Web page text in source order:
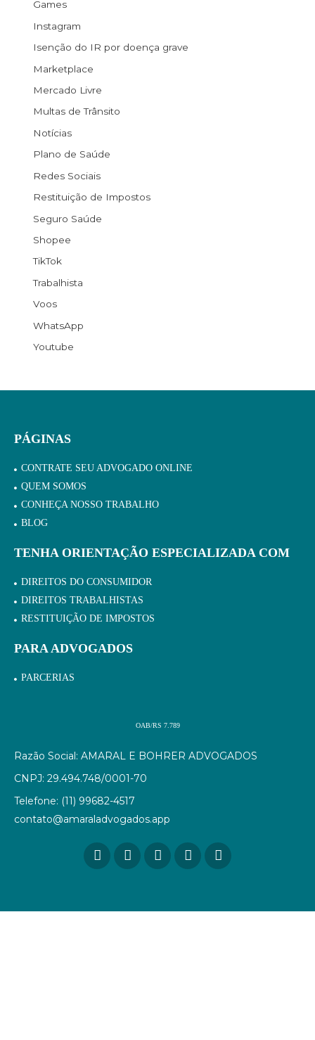
Games
Instagram
Isenção do IR por doença grave
Marketplace
Mercado Livre
Multas de Trânsito
Notícias
Plano de Saúde
Redes Sociais
Restituição de Impostos
Seguro Saúde
Shopee
TikTok
Trabalhista
Voos
WhatsApp
Youtube
PÁGINAS
CONTRATE SEU ADVOGADO ONLINE
QUEM SOMOS
CONHEÇA NOSSO TRABALHO
BLOG
TENHA ORIENTAÇÃO ESPECIALIZADA COM
DIREITOS DO CONSUMIDOR
DIREITOS TRABALHISTAS
RESTITUIÇÃO DE IMPOSTOS
PARA ADVOGADOS
PARCERIAS
OAB/RS 7.789
Razão Social: AMARAL E BOHRER ADVOGADOS
CNPJ: 29.494.748/0001-70
Telefone: (11) 99682-4517
contato@amaraladvogados.app